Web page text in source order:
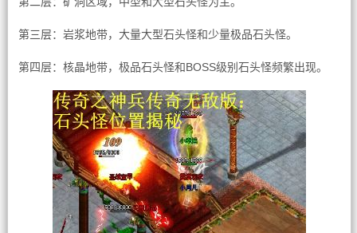
第三层：岩浆地带，大量大型石头怪和少量极品石头怪。
第四层：核晶地带，极品石头怪和BOSS级别石头怪频繁出现。